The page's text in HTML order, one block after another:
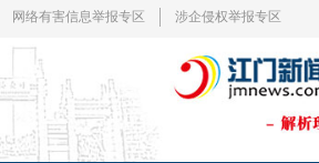
网络有害信息举报专区 涉企侵权举报专区